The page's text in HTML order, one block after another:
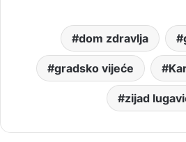
dom zdravlja
gradsko vijeće
zijad